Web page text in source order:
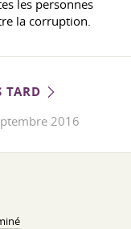
les personnes
la corruption.
TARD
2016